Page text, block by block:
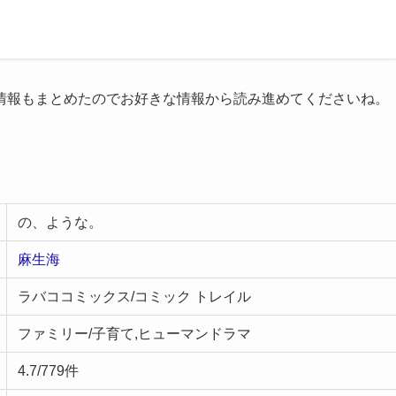
もまとめたのでお好きな情報から読み進めてくださいね。
の、ような。
麻生海
ラバココミックス/コミック トレイル
ファミリー/子育て,ヒューマンドラマ
4.7/779件